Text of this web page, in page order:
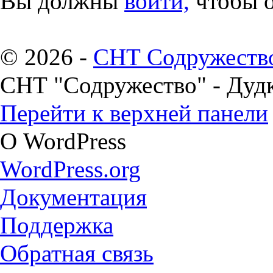
© 2026 - СНТ
СНТ "Содружество" -
Перейти к верхней панели
О WordPress
WordPress.org
Документация
Поддержка
Обратная связь